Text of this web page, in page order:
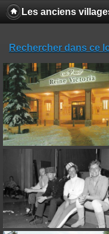
Les anciens
Rechercher dans ce